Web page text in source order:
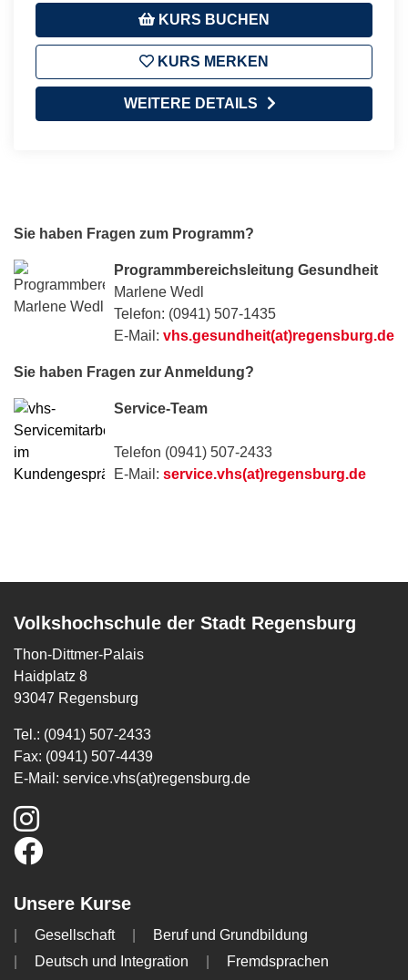
KURS BUCHEN
KURS MERKEN
WEITERE DETAILS
Sie haben Fragen zum Programm?
Programmbereichsleitung Gesundheit
Marlene Wedl
Telefon: (0941) 507-1435
E-Mail: vhs.gesundheit(at)regensburg.de
Sie haben Fragen zur Anmeldung?
Service-Team
Telefon (0941) 507-2433
E-Mail: service.vhs(at)regensburg.de
Volkshochschule der Stadt Regensburg
Thon-Dittmer-Palais
Haidplatz 8
93047 Regensburg
Tel.: (0941) 507-2433
Fax: (0941) 507-4439
E-Mail: service.vhs(at)regensburg.de
Unsere Kurse
Gesellschaft
Beruf und Grundbildung
Deutsch und Integration
Fremdsprachen